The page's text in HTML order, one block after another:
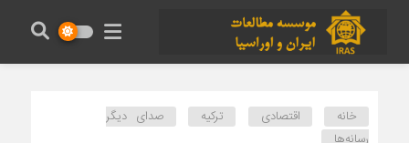
خانه اقتصادی ترکیه
صدای دیگر